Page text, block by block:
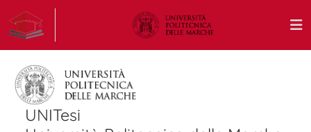
UNITesi